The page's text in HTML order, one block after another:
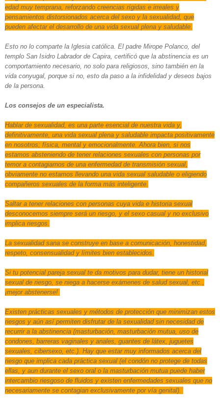
edad muy temprana, reforzando creencias rígidas e irreales y
pensamientos distorsionados acerca del sexo y la sexualidad, que
pueden afectar el desarrollo de una vida sexual plena y saludable.
Esto no lo comparte la Iglesia católica. El padre Mirope Polanco, del
templo San Isidro Labrador de Capira, certificó que la abstinencia es un
comportamiento necesario, no solo para religiosos, sino también en la
vida conyugal, porque si no, esto da paso a la infidelidad y deseos bajos
de la persona.
Los consejos de un especialista.
Hablar de sexualidad, es una parte esencial de nuestra vida y,
definitivamente, una vida sexual plena y saludable impacta positivamente
en nosotros; física, mental y emocionalmente. Ahora bien, si nos
estamos absteniendo de tener relaciones sexuales con personas por
temor a contagiarnos de una enfermedad de transmisión sexual,
obviamente no estamos llevando una vida sexual saludable o eligiendo
compañeros sexuales de la forma más inteligente.
Saltar a tener relaciones con personas cuya vida e historia sexual
desconocemos siempre será un riesgo, y el sexo casual y no exclusivo
implica riesgos.
La sexualidad sana se construye en base a comunicación, honestidad,
respeto, consensualidad y límites bien establecidos.
Si tu potencial pareja sexual te da motivos para dudar, tiene un historial
sexual de riesgo, se niega a hacerse exámenes de salud sexual, etc.,
¡mejor abstenerse!
Existen prácticas sexuales y métodos de protección que minimizan estos
riesgos y aún así permiten disfrutar de la sexualidad sin necesidad de
recurrir a la abstinencia (masturbación, masturbación mutua, uso de
condones, barreras vaginales y anales, guantes de látex, juguetes
sexuales, cibersexo, etc.). Hay que estar muy informados acerca del
riesgo que implica cada práctica sexual (el condón no protege de todas
ellas, y aun durante el sexo oral o la masturbación mutua puede haber
intercambio riesgoso de fluidos y existen enfermedades sexuales que no
necesariamente se contagian exclusivamente por vía genital).